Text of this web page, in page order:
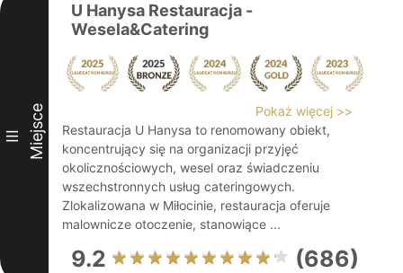
III Miejsce
U Hanysa Restauracja -
Wesela&Catering
Pokaż więcej >>
Restauracja U Hanysa to renomowany obiekt,
koncentrujący się na organizacji przyjęć
okolicznościowych, wesel oraz świadczeniu
wszechstronnych usług cateringowych.
Zlokalizowana w Miłocinie, restauracja oferuje
malownicze otoczenie, stanowiące ...
9.2 (686)